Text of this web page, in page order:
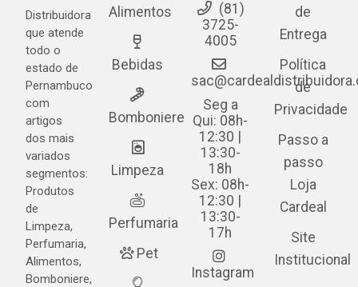
Distribuidora
que atende
todo o
estado de
Pernambuco
com
artigos
dos mais
variados
segmentos:
Produtos
de
Limpeza,
Perfumaria,
Alimentos,
Bomboniere,
Alimentos
Bebidas
Bomboniere
Limpeza
Perfumaria
Pet
(81)
3725-
4005
Seg a
Qui: 08h-
12:30 |
13:30-
18h
Sex: 08h-
12:30 |
13:30-
17h
Instagram
de
Entrega
Política
de
Privacidade
Passo a
passo
Loja
Cardeal
Site
Institucional